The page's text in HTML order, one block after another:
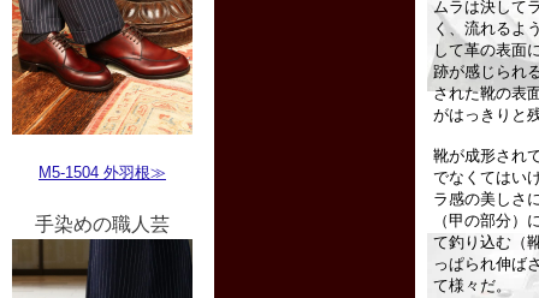
M5-1504 外羽根≫
手染めの職人芸